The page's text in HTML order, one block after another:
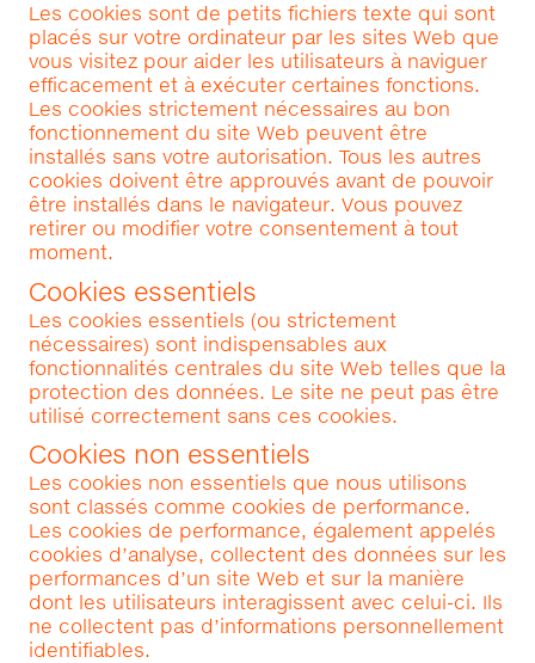
Les cookies sont de petits fichiers texte qui sont
placés sur votre ordinateur par les sites Web que
vous visitez pour aider les utilisateurs à naviguer
efficacement et à exécuter certaines fonctions.
Les cookies strictement nécessaires au bon
fonctionnement du site Web peuvent être
installés sans votre autorisation. Tous les autres
cookies doivent être approuvés avant de pouvoir
être installés dans le navigateur. Vous pouvez
retirer ou modifier votre consentement à tout
moment.
Cookies essentiels
Les cookies essentiels (ou strictement
nécessaires) sont indispensables aux
fonctionnalités centrales du site Web telles que la
protection des données. Le site ne peut pas être
utilisé correctement sans ces cookies.
Cookies non essentiels
Les cookies non essentiels que nous utilisons
sont classés comme cookies de performance.
Les cookies de performance, également appelés
cookies d’analyse, collectent des données sur les
performances d’un site Web et sur la manière
dont les utilisateurs interagissent avec celui-ci. Ils
ne collectent pas d’informations personnellement
identifiables.